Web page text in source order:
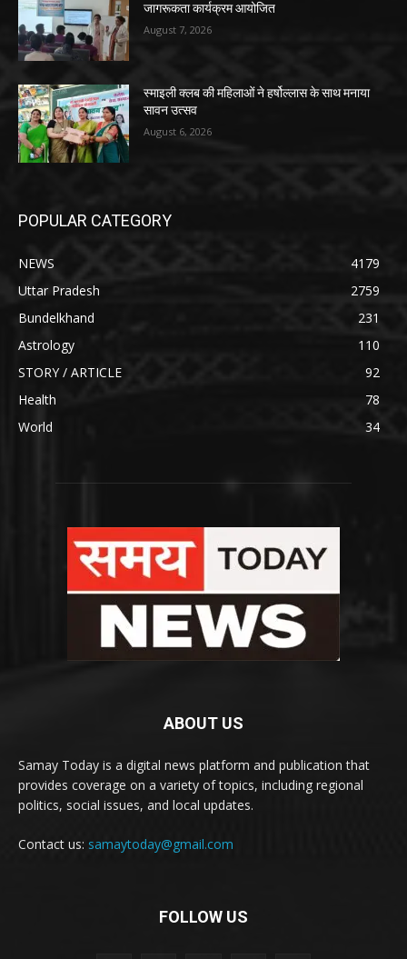
जागरूकता कार्यक्रम आयोजित
August 7, 2026
स्माइली क्लब की महिलाओं ने हर्षोल्लास के साथ मनाया
सावन उत्सव
August 6, 2026
POPULAR CATEGORY
NEWS
4179
Uttar Pradesh
2759
Bundelkhand
231
Astrology
110
STORY / ARTICLE
92
Health
78
World
34
ABOUT US
Samay Today is a digital news platform and publication that
provides coverage on a variety of topics, including regional
politics, social issues, and local updates.
Contact us: samaytoday@gmail.com
FOLLOW US